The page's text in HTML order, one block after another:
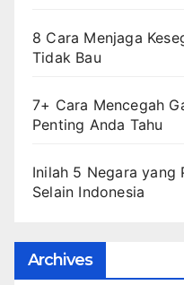
8 Cara Menjaga
Tidak Bau
7+ Cara Mencegah
Penting Anda Tahu
Inilah 5 Negara yang
Selain Indonesia
Archives